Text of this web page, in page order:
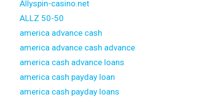
Allyspin-casino.net
ALLZ 50-50
america advance cash
america advance cash advance
america cash advance loans
america cash payday loan
america cash payday loans